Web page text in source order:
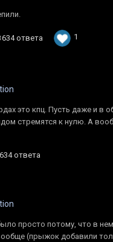
ответа 1
это кпц. Пусть даже и в
стремятся к нулю. А
ответа
просто потому, что в
(прыжок добавили